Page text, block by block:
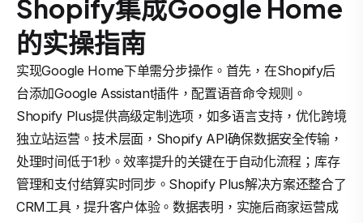
Shopify集成Google Home
的实操指南
实现Google Home下单需分步操作。首先，在Shopify后
台添加Google Assistant插件，配置语音命令规则。
Shopify Plus提供高级定制选项，如多语言支持，优化跨境
独立站运营。技术层面，Shopify API确保数据安全传输，
处理时间低于1秒。效率提升的关键在于自动化流程；库存
管理和支付结算实时同步。Shopify Plus解决方案还整合了
CRM工具，提升客户体验。数据表明，实施后商家运营成